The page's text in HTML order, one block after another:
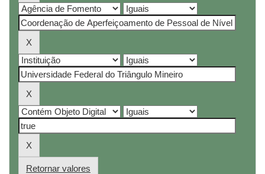
Retornar valores